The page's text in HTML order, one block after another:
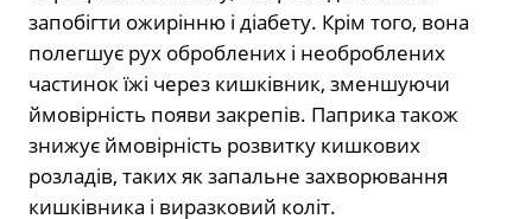
запобігти ожирінню і діабету. Крім того, вона
полегшує рух оброблених і необроблених
частинок їжі через кишківник, зменшуючи
ймовірність появи закрепів. Паприка також
знижує ймовірність розвитку кишкових
розладів, таких як запальне захворювання
кишківника і виразковий коліт.